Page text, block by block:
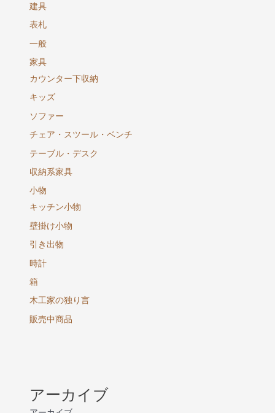
建具
表札
一般
家具
カウンター下収納
キッズ
ソファー
チェア・スツール・ベンチ
テーブル・デスク
収納系家具
小物
キッチン小物
壁掛け小物
引き出物
時計
箱
木工家の独り言
販売中商品
アーカイブ